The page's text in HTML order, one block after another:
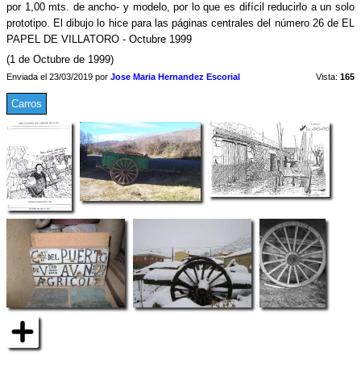
por 1,00 mts. de ancho- y modelo, por lo que es difícil reducirlo a un solo
prototipo. El dibujo lo hice para las páginas centrales del número 26 de EL
PAPEL DE VILLATORO - Octubre 1999
(1 de Octubre de 1999)
Enviada el 23/03/2019 por Jose Maria Hernandez Escorial Vista: 165
Carros